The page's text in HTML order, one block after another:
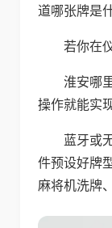
道哪张牌是
若你在
淮安哪
操作就能实
蓝牙或
件预设好牌
麻将机洗牌